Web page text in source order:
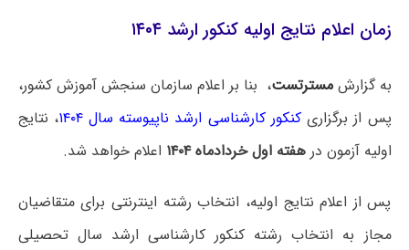
زمان اعلام نتایج اولیه کنکور ارشد ۱۴۰۴
به گزارشمسترتست، بنا بر اعلام سازمان سنجش آموزش کشور،
پس از برگزاریکنکور کارشناسی‌ ارشد ناپیوسته سال ۱۴۰۴
، نتایج
اولیه آزمون درهفته اول خردادماه ۱۴۰۴ اعلام خواهد شد.
پس از اعلام نتایج اولیه، انتخاب رشته اینترنتی برای متقاضیان
مجاز به انتخاب رشته کنکور کارشناسی ارشد سال تحصیلی